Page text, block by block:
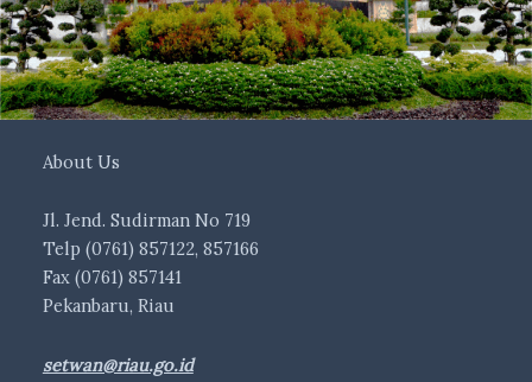
About Us
Jl. Jend. Sudirman No 719
Telp (0761) 857122, 857166
Fax (0761) 857141
Pekanbaru, Riau
setwan@riau.go.id